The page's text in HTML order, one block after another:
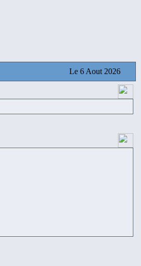
Le 6 Aout 2026